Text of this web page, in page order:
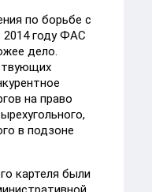
по борьбе с
2014 году ФАС
дело.
на право
в подзоне
картеля были